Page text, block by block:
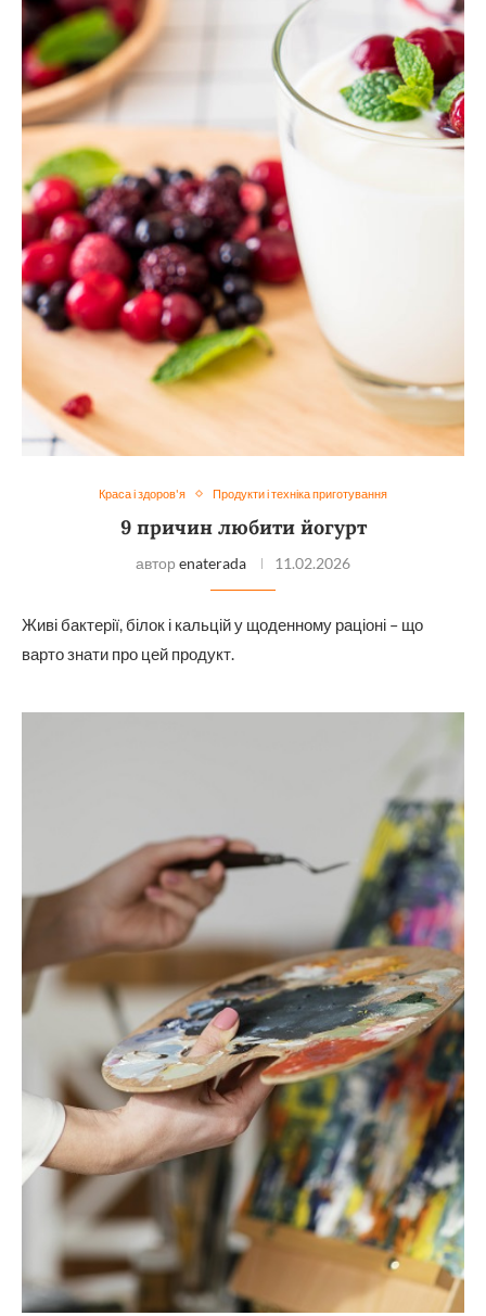
Краса і здоров'я Продукти і техніка приготування
9 причин любити йогурт
автор enaterada 11.02.2026
Живі бактерії, білок і кальцій у щоденному раціоні – що
варто знати про цей продукт.